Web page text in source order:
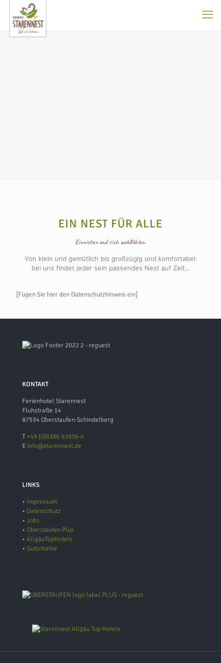
EIN NEST FÜR ALLE
Einnisten und sich wohlfühlen.
Von klein und gemütlich bis großzügig und komfortabel:
bei uns findet jeder sein passendes Nest auf Zeit...
[Fügen Sie hier den Datenschutzhinweis ein]
KONTAKT
Ferienhotel Starennest
Fluhstraße 14
87534 Oberstaufen-Schindelberg
T +49 (0)8386 93936-0
E info@starennest.de
LINKS
• Impressum
• Datenschutz
• Jobs
• Oberstaufen Plus
• AllgäuTopHotels
• Gutscheine